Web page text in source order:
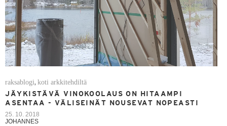
raksablogi,koti arkkitehdiltä
JÄYKISTÄVÄ VINOKOOLAUS ON HITAAMPI
ASENTAA - VÄLISEINÄT NOUSEVAT NOPEASTI
25. 10. 2018
JOHANNES